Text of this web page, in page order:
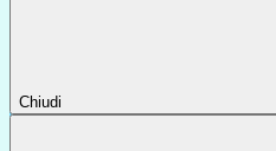
Chiudi